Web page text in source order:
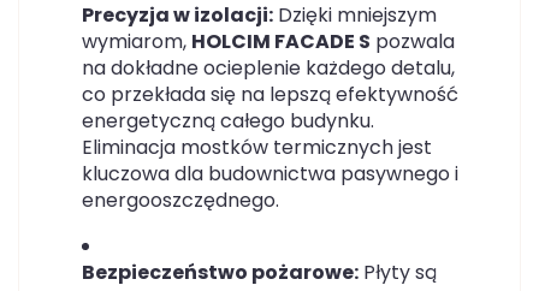
Precyzja w izolacji: Dzięki mniejszym
wymiarom, HOLCIM FACADE S pozwala
na dokładne ocieplenie każdego detalu,
co przekłada się na lepszą efektywność
energetyczną całego budynku.
Eliminacja mostków termicznych jest
kluczowa dla budownictwa pasywnego i
energooszczędnego.
Bezpieczeństwo pożarowe: Płyty są